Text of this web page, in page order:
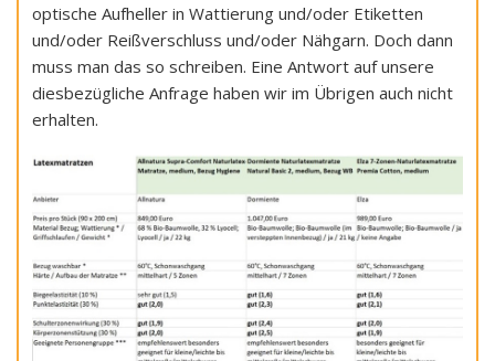
optische Aufheller in Wattierung und/oder Etiketten
und/oder Reißverschluss und/oder Nähgarn. Doch dann
muss man das so schreiben. Eine Antwort auf unsere
diesbezügliche Anfrage haben wir im Übrigen auch nicht
erhalten.